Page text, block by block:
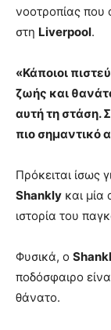
νοοτροπίας που
στη Liverpool.
«Κάποιοι
ζωής και
αυτή τη στάση.
πιο σημαντικό
Πρόκειται ίσως
Shankly και μία
ιστορία του
Φυσικά, ο
ποδόσφαιρο
θάνατο.